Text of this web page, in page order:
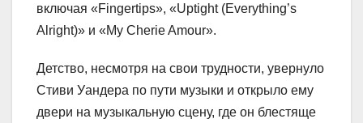
включая «Fingertips», «Uptight (Everything’s
Alright)» и «My Cherie Amour».
Детство, несмотря на свои трудности, увернуло
Стиви Уандера по пути музыки и открыло ему
двери на музыкальную сцену, где он блестяще